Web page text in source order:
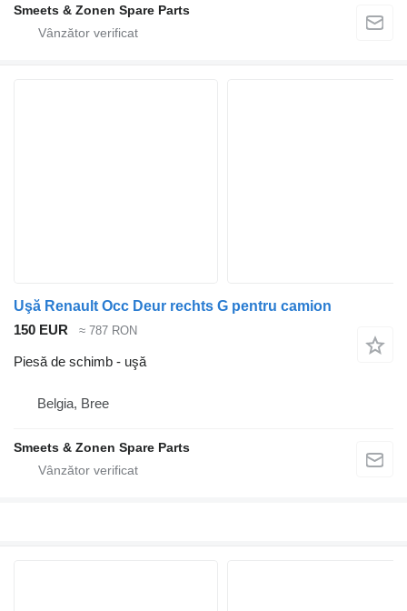
Smeets & Zonen Spare Parts
Uşă Renault Occ Deur rechts G pentru camion
150 EUR
≈ 787 RON
Piesă de schimb - uşă
Belgia, Bree
Smeets & Zonen Spare Parts